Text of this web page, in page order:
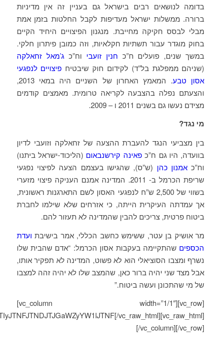
בדומה לנושאים רבים בישראל גם בעניין זה אין מדיניות
ברורה. ממשלות ישראל מעדיפות לקבל החלטות בזמן אמת
מבלי לבסס חקיקה מחייבת. מנגנון הפיצויים היחיד הקיים
בחוק מוגדר עבור תשתיות חקלאיות, וזה כמובן פיתרון חלקי.
במשך שנים, פועלים ח”כ חנין זועבי וח”כג’מאל זחאלקה
(שניהם ממפלגת בל”ד) לקידום חוק שיבטיח פיצויים לנפגעי
אסון טבע
. המאמץ האחרון של השניים היה במאי 2013,
והצעתם נפלה בהצבעה לקריאה טרומית. מאמצים קודמים
מצידם נעשו גם בשנים 2011 ו – 2009.
מי נגד?
בין מצביעי הנגד להעברת ההצעה של זחאלקה וזועבי לדיון
בוועדה, היו גם ח”כפאינה קירשנבאום (הליכוד-ישראל ביתנו)
וח”כ אמנון כהן (ש”ס), שהגישו בעצמם הצעה לפיצוי נפגעי
שריפת הכרמל ב- 2011. המדינה אמנם העניקה פיצוי מזערי
בשווי של 2,500 ש”ח לנפגעי האסון לשם התארגנות ראשונית,
אך עמדתה העיקרית הייתה, כי אזרחים שלא שילמו לחברת
ביטוח פרטית, צריכים להבין שהמדינה לא תעזור להם.
מר אושיק בן עטר, ששימש כחשב הכללי, אמר בישיבת ועדת
הכספים שהתקיימה בעקבות אסון הכרמל: “אדם שהבית שלו
נשרף ומצבו הסוציאלי הוא לא פשוט, המדינה לא תפקיר אותו,
אבל מצד שני יהיה ברור כאן, שהמצב שלו לא יהיה זהה למצבו
של מי שהתכונן ועשה ביטוח.”
[vc_row][vc_column width=”1/1″]
vc_raw_html]
[/vc_column][/vc_row]